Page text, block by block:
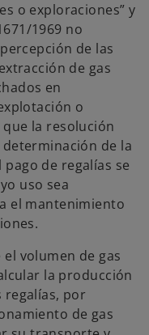
o exploraciones” y
1969 no
de las
de gas
en
o
la resolución
de la
de regalías se
uso sea
el mantenimiento
volumen de gas
la producción
regalías, por
de gas